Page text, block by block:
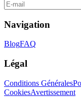
Navigation
BlogFAQ
Légal
Conditions Générales
CookiesAvertissement